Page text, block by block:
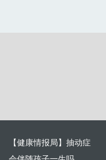
【健康情报局】抽动症